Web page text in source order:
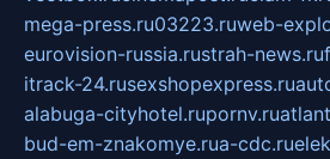
mega-press.ru03223.ruweb-
eurovision-russia.rustrah-news.ru
itrack-24.rusexshopexpress.ru
alabuga-cityhotel.rupornv.ru
bud-em-znakomye.rua-cdc.ru